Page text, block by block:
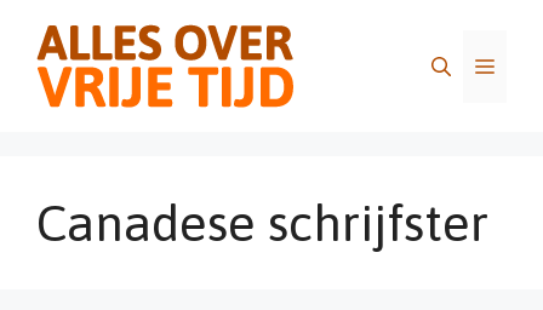
inhoud
Menu
Canadese schrijfster